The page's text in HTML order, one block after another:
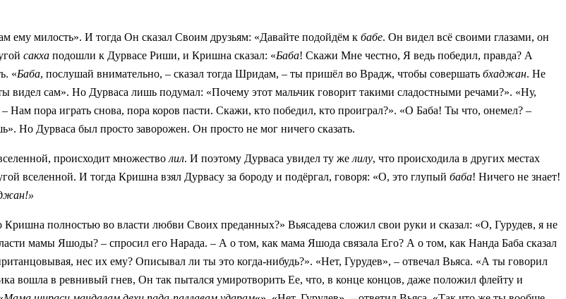
милость». И тогда Он сказал Своим друзьям: «Давайте подойдём к бабе. Он видел всё своими глазами, он
сакха подошли к Дурвасе Риши, и Кришна сказал: «Баба! Скажи Мне честно, Я ведь победил, правда? А
«Баба, послушай внимательно, – сказал тогда Шридам, – ты пришёл во Врадж, чтобы совершать бхаджан. Не
видел сам». Но Дурваса лишь подумал: «Почему этот мальчик говорит такими сладостными речами?». «Ну,
пора играть снова, пора коров пасти. Скажи, кто победил, кто проиграл?». «О Баба! Ты что, онемел? –
Но Дурваса был просто заворожен. Он просто не мог ничего сказать.
происходит множество лил. И поэтому Дурваса увидел ту же лилу, что происходила в других местах
вселенной. И тогда Кришна взял Дурвасу за бороду и подёргал, говоря: «О, это глупый баба! Ничего не знает!
полностью во власти любви Своих преданных?» Вьясадева сложил свои руки и сказал: «О, Гурудев, я не
мамы Яшоды? – спросил его Нарада. – А о том, как мама Яшода связала Его? А о том, как Нанда Баба сказал
нес их ему? Описывал ли ты это когда-нибудь?». «Нет, Гурудев», – отвечал Вьяса. «А ты говорил
вошла в ревнивый гнев, Он так пытался умиротворить Ее, что, в конце концов, даже положил флейту и